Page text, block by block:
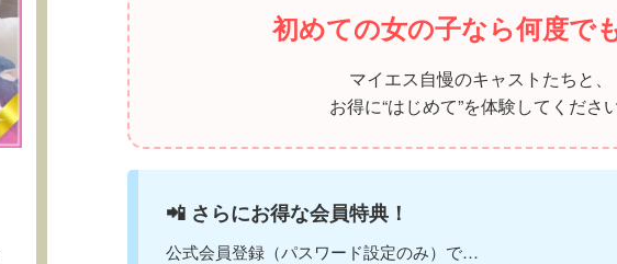
初めての女の子なら何度で
マイエス自慢のキャストたちと、
お得に“はじめて”を体験してくださ
📲 さらにお得な会員特典！
公式会員登録（パスワード設定のみ）で…